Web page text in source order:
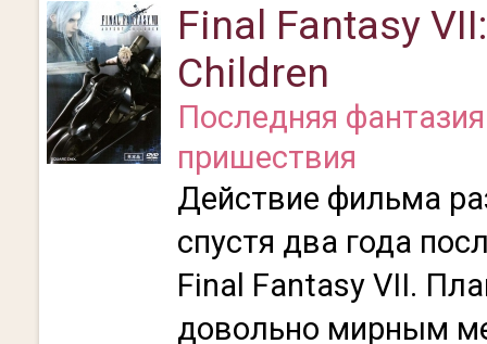
Final Fantasy
Children
Последняя
пришествия
Действие фильма
спустя два года
Final Fantasy VII.
довольно мирным